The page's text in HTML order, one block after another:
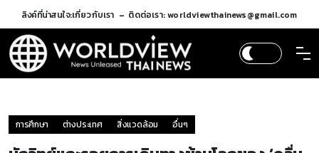
ลิงค์ที่น่าสนใจ:เกี่ยวกับเรา ติดต่อเรา: worldviewthainews@gmail.com
การศึกษา ต่างประเทศ สิ่งแวดล้อม อื่นๆ